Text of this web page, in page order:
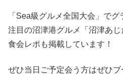
「Sea級グルメ全国大会」で
注目の沼津港グルメ「沼津あ
食会レポも掲載しています！
ぜひ当日ご予定会う方はぜひ